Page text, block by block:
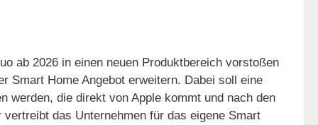
ab 2026 in einen neuen Produktbereich vorstoßen
Smart Home Angebot erweitern. Dabei soll eine
werden, die direkt von Apple kommt und nach den
das Unternehmen für das eigene Smart